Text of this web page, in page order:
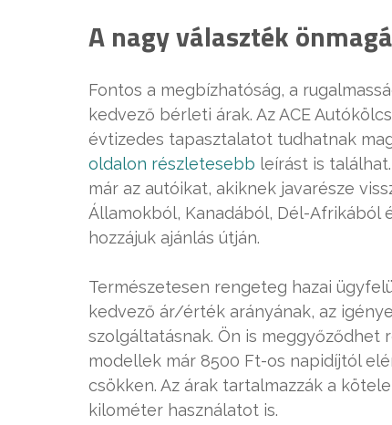
A nagy választék
Fontos a megbízhatóság, a
kedvező bérleti árak. Az ACE
évtizedes tapasztalatot tudhatnak
oldalon részletesebb leírást is
már az autóikat, akiknek javarésze
Államokból, Kanadából, Dél-Afrikából
hozzájuk ajánlás útján.
Természetesen rengeteg hazai
kedvező ár/érték arányának, az
szolgáltatásnak. Ön is meggyőződhet
modellek már 8500 Ft-os napidíjtól
csökken. Az árak tartalmazzák a
kilométer használatot is.